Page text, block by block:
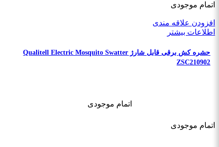
اتمام موجودی
افزودن علاقه مندی
اطلاعات بیشتر
حشره کش برقی قابل شارژ Qualitell Electric Mosquito Swatter
ZSC210902
اتمام موجودی
اتمام موجودی